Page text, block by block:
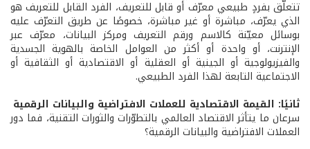
تتعلّق بفردٍ طبيعي معرّف أو قابل للتعريف، الفرد القابل للتعريف هو
الذي يعرّف، مباشرة أو غير مباشرة، خصوصًا عن طريق التعرّف عليه
بوسائل معيّنة كالاسم ورقم التعريف ومركز البيانات، معرّف عبر
الإنترنت، أو واحدة أو أكثر من العوامل الخاصة بالهوية الجسدية
والفيزيولوجية أو الجينية أو العقلية أو الاقتصادية أو الثقافية أو
الاجتماعية التابعة لهذا الفرد الطبيعي.
ثانيًا: القيمة الاقتصادية للعملات الافتراضية والبيانات الرقمية
سرعان ما يتأثر الاقتصاد العالمي بالتطوّرات والثورات التقنية، فما دور
العملات الافتراضية والبيانات الرقمية؟